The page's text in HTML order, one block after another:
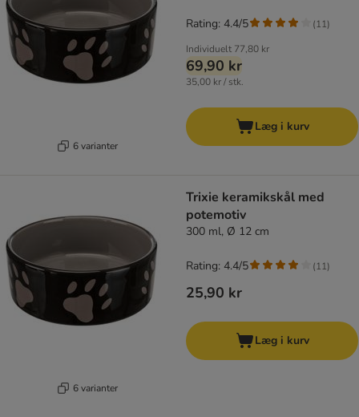
6 varianter
Individuelt 77,80 kr
69,90 kr
35,00 kr / stk.
Rating: 4.4/5 (11)
Læg i kurv
6 varianter
Trixie keramikskål med
potemotiv
300 ml, Ø 12 cm
25,90 kr
Rating: 4.4/5 (11)
Læg i kurv